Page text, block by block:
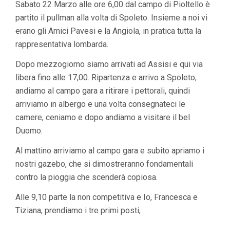
Sabato 22 Marzo alle ore 6,00 dal campo di Pioltello è
partito il pullman alla volta di Spoleto. Insieme a noi vi
erano gli Amici Pavesi e la Angiola, in pratica tutta la
rappresentativa lombarda.
Dopo mezzogiorno siamo arrivati ad Assisi e qui via
libera fino alle 17,00. Ripartenza e arrivo a Spoleto,
andiamo al campo gara a ritirare i pettorali, quindi
arriviamo in albergo e una volta consegnateci le
camere, ceniamo e dopo andiamo a visitare il bel
Duomo.
Al mattino arriviamo al campo gara e subito apriamo i
nostri gazebo, che si dimostreranno fondamentali
contro la pioggia che scenderà copiosa.
Alle 9,10 parte la non competitiva e Io, Francesca e
Tiziana, prendiamo i tre primi posti,